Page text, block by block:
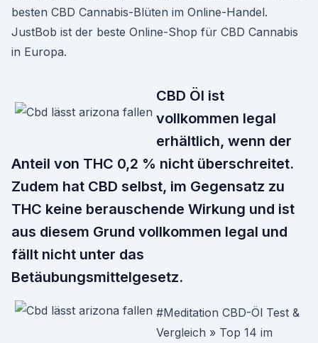
besten CBD Cannabis-Blüten im Online-Handel.
JustBob ist der beste Online-Shop für CBD Cannabis
in Europa.
CBD Öl ist
vollkommen legal
erhältlich, wenn der
Anteil von THC 0,2 % nicht überschreitet.
Zudem hat CBD selbst, im Gegensatz zu
THC keine berauschende Wirkung und ist
aus diesem Grund vollkommen legal und
fällt nicht unter das
Betäubungsmittelgesetz.
#Meditation CBD-Öl Test &
Vergleich » Top 14 im